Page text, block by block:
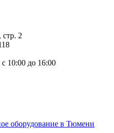
2
10:00 до 16:00